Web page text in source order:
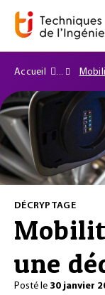
Accueil
DÉCRYPTAGE
une
Posté le 30 janvier